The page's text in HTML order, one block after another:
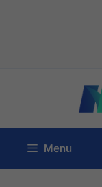
contenuto
Menu